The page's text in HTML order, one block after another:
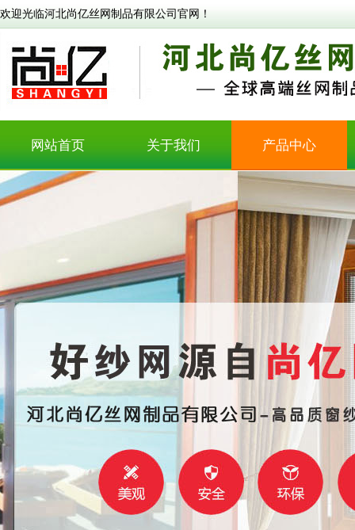
欢迎光临河北尚亿丝网制品有限公司官网！
网站首页 关于我们 产品中心